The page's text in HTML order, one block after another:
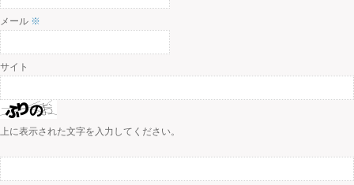
メール ※
サイト
上に表示された文字を入力してください。